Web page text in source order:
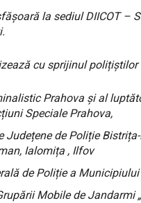
la sediul DIICOT –
cu sprijinul polițiștilor
Prahova și al
Speciale Prahova,
Județene de Poliție
Ialomița , Ilfov
de Poliție a
Mobile de Jandarmi